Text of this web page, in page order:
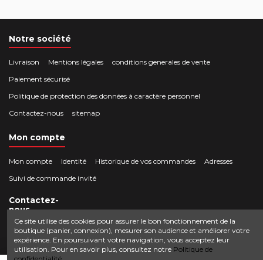
Notre société
Livraison Mentions légales
conditions generales de vente
Paiement sécurisé
Politique de protection des données à caractère personnel
Contactez-nous
sitemap
Mon compte
Mon compte Identité Historique de vos commandes
Adresses
Suivi de commande invité
Contactez-
nous
Crocbois-motoculture.com
50 route de Villefort 48800 Pied-de-Borne
0624436257
Ce site utilise des cookies pour assurer le bon fonctionnement de la
boutique (panier, connexion), mesurer son audience et améliorer votre
expérience. En poursuivant votre navigation, vous acceptez leur
utilisation. Pour en savoir plus, consultez notre Politique de